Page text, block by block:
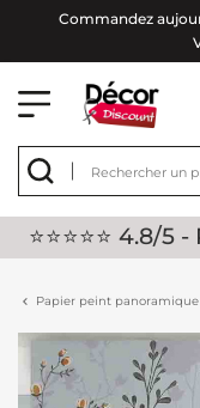
Commandez
⭐⭐⭐⭐⭐ 4.8/
Papier peint